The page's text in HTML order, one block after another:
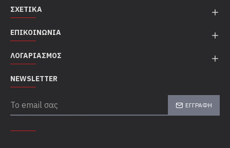
ΣΧΕΤΙΚΆ
ΕΠΙΚΟΙΝΩΝΊΑ
ΛΟΓΑΡΙΑΣΜΌΣ
NEWSLETTER
ΕΓΓΡΑΦΉ